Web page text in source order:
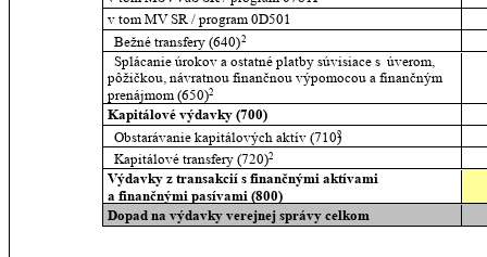
v tom MV SR / program 0D501
  Bežné transfery (640)
2
  Splácanie úrokov a ostatné platby súvisiace s  úverom,
pôžičkou, návratnou finančnou výpomocou a finančným
prenájmom (650)2
Kapitálové výdavky (700)
  Obstarávanie kapitálových aktív (710)
2
  Kapitálové transfery (720)
2
Výdavky z transakcií s finančnými aktívami
a finančnými pasívami (800)
Dopad na výdavky verejnej správy celkom